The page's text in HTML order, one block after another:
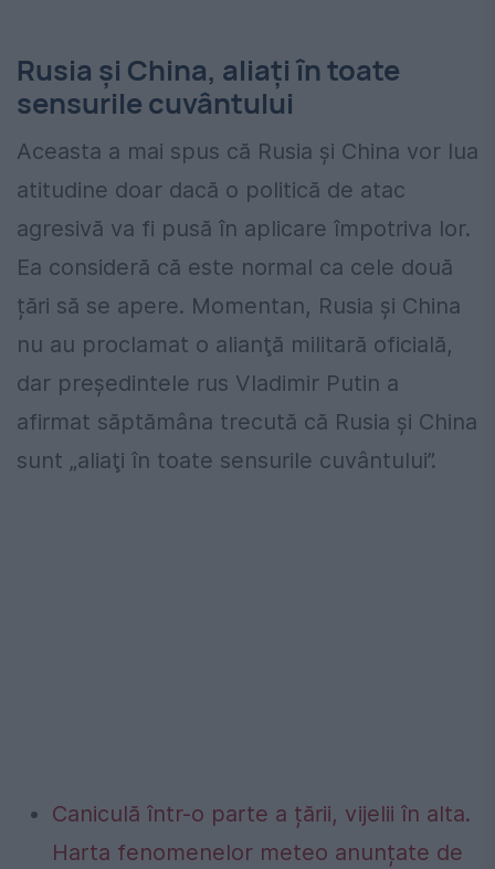
Rusia şi China, aliaţi în toate
sensurile cuvântului
Aceasta a mai spus că Rusia și China vor lua
atitudine doar dacă o politică de atac
agresivă va fi pusă în aplicare împotriva lor.
Ea consideră că este normal ca cele două
țări să se apere. Momentan, Rusia și China
nu au proclamat o alianţă militară oficială,
dar președintele rus Vladimir Putin a
afirmat săptămâna trecută că Rusia şi China
sunt „aliaţi în toate sensurile cuvântului”.
Caniculă într-o parte a țării, vijelii în alta.
Harta fenomenelor meteo anunțate de